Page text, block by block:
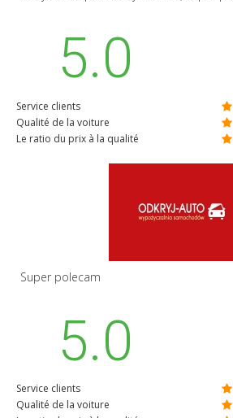
5.0
Service clients
Qualité de la voiture
Le ratio du prix à la qualité
Super polecam
5.0
Service clients
Qualité de la voiture